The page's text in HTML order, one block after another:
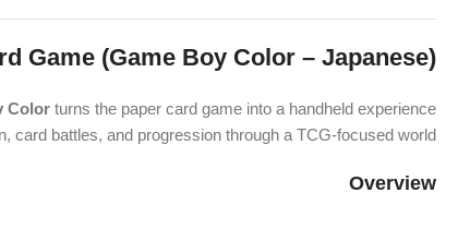
Game (Game Boy Color – Japanese)
Color turns the paper card game into a handheld experience
card battles, and progression through a TCG-focused world.
Overview